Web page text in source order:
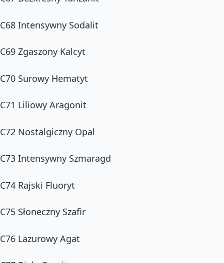
C68 Intensywny Sodalit
C69 Zgaszony Kalcyt
C70 Surowy Hematyt
C71 Liliowy Aragonit
C72 Nostalgiczny Opal
C73 Intensywny Szmaragd
C74 Rajski Fluoryt
C75 Słoneczny Szafir
C76 Lazurowy Agat